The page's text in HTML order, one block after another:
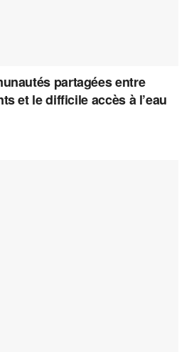
partagées entre
et le difficile accès à l’eau